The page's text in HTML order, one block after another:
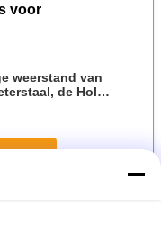
voor
weerstand van
de Holle